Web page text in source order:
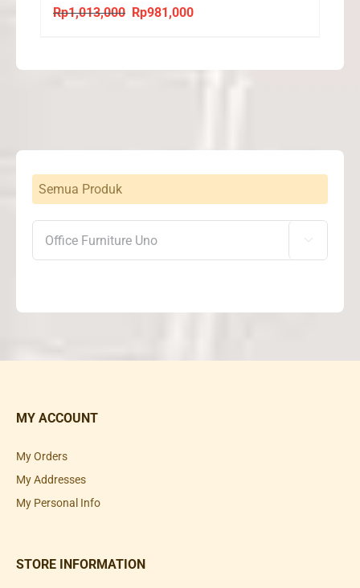
Rp1,013,000
Original
Rp981,000Current
Semua Produk

MY ACCOUNT
My Orders
My Addresses
My Personal Info
STORE INFORMATION